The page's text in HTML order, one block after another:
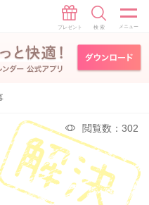
閲覧数：302